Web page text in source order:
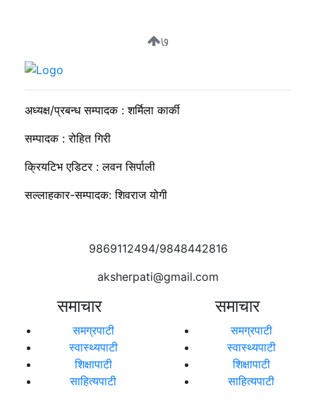
७
सुदीप्ता क्यान्सर सर्भाइभर र्याम्प शो : जीवनले मृत्युलाई जितेको उत्सव
अध्यक्ष/प्रबन्ध सम्पादक : शर्मिला कार्की
सम्पादक : रोहित गिरी
क्रियटिभ एडिटर : लवन सिर्पाली
सल्लाहकार-सम्पादक: शिवराज योगी
9869112494/9848442816
aksherpati@gmail.com
समाचार
समग्रपाटी
स्वास्थ्यपाटी
शिक्षापाटी
साहित्यपाटी
समाचार
समग्रपाटी
स्वास्थ्यपाटी
शिक्षापाटी
साहित्यपाटी